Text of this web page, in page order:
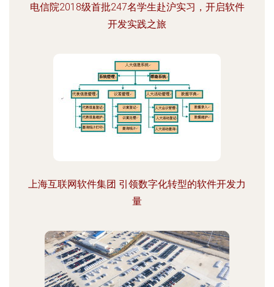
电信院2018级首批247名学生赴沪实习，开启软件
开发实践之旅
上海互联网软件集团 引领数字化转型的软件开发力
量